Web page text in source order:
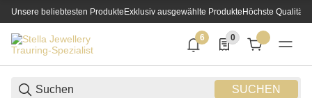
Unsere beliebtesten ProdukteExklusiv ausgewählte ProdukteHöchste Qualität
SUCHEN
6
6 neue Notifizierungen
0
0 Produkte in der